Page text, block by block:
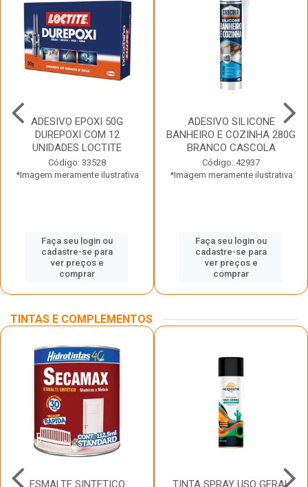
ADESIVO EPOXI 50G
DUREPOXI COM 12
UNIDADES LOCTITE
Código: 33528
*Imagem meramente ilustrativa
Faça seu login ou
cadastre-se para
ver preços e
comprar
ADESIVO SILICONE
BANHEIRO E COZINHA 280G
BRANCO CASCOLA
Código: 42937
*Imagem meramente ilustrativa
Faça seu login ou
cadastre-se para
ver preços e
comprar
TINTAS E COMPLEMENTOS
ESMALTE SINTETICO TINTA SPRAY USO GERAL